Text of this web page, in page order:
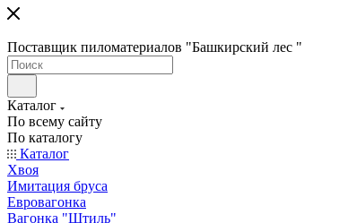
Поставщик пиломатериалов "Башкирский лес "
Каталог
По всему сайту
По каталогу
Каталог
Хвоя
Имитация бруса
Евровагонка
Вагонка "Штиль"